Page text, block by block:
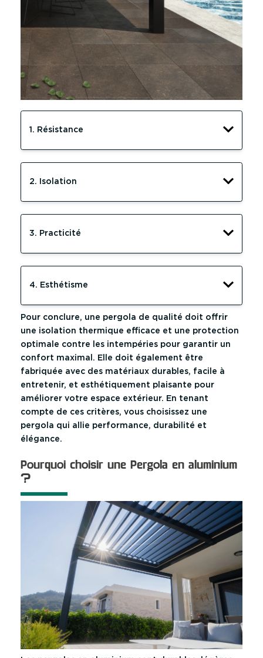
1. Résistance
2. Isolation
3. Practicité
4. Esthétisme
Pour conclure, une pergola de qualité doit offrir
une isolation thermique efficace et une protection
optimale contre les intempéries pour garantir un
confort maximal. Elle doit également être
fabriquée avec des matériaux durables, facile à
entretenir, et esthétiquement plaisante pour
améliorer votre espace extérieur. En tenant
compte de ces critères, vous choisissez une
pergola qui allie performance, durabilité et
élégance.
Pourquoi choisir une Pergola en aluminium
?